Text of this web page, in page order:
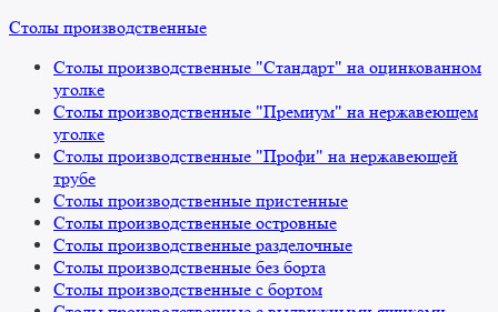
Столы производственные
Столы производственные "Стандарт" на оцинкованном
уголке
Столы производственные "Премиум" на нержавеющем
уголке
Столы производственные "Профи" на нержавеющей
трубе
Столы производственные пристенные
Столы производственные островные
Столы производственные разделочные
Столы производственные без борта
Столы производственные с бортом